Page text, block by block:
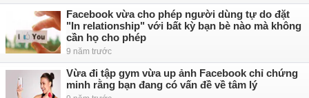
Facebook vừa cho phép người dùng tự do đặt
"In relationship" với bất kỳ bạn bè nào mà không
cần họ cho phép
9 năm trước
Vừa đi tập gym vừa up ảnh Facebook chỉ chứng
minh rằng bạn đang có vấn đề về tâm lý